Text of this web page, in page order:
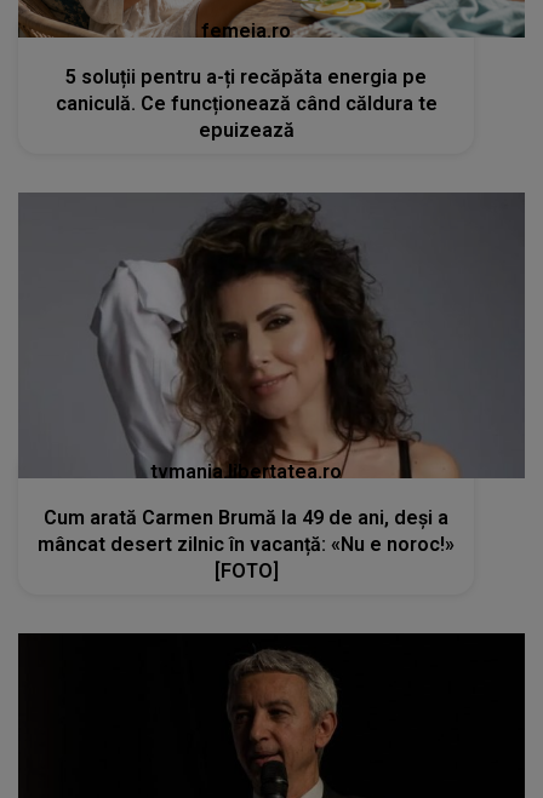
femeia.ro
5 soluții pentru a-ți recăpăta energia pe
caniculă. Ce funcționează când căldura te
epuizează
tvmania.libertatea.ro
Cum arată Carmen Brumă la 49 de ani, deși a
mâncat desert zilnic în vacanță: «Nu e noroc!»
[FOTO]